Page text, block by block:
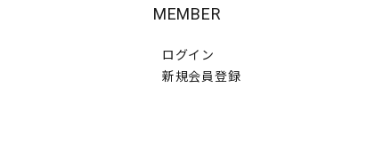
MEMBER
ログイン
新規会員登録